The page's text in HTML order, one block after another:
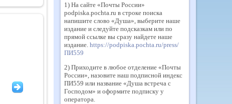
1) На сайте «Почты России»
podpiska.pochta.ru в строке поиска
напишите слово «Душа», выберите наше
издание и следуйте подсказкам или по
прямой ссылке вы сразу найдете наше
издание. https://podpiska.pochta.ru/press/
ПИ559
2) Приходите в любое отделение «Почты
России», назовите наш подписной индекс
ПИ559 или название «Душа встреча с
Господом» и оформите подписку у
оператора.